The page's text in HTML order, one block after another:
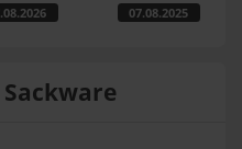
07.08.2025